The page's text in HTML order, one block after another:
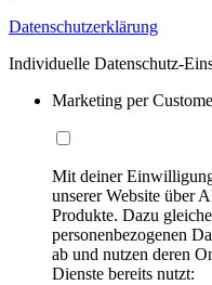
Datenschutzerklärung
Individuelle Datenschutz-
Marketing per
Mit deiner
unserer Website über
Produkte. Dazu
personenbezogenen
ab und nutzen deren
Dienste bereits nutzt: